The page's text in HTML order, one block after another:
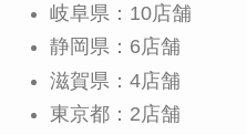
岐阜県：10店舗
静岡県：6店舗
滋賀県：4店舗
東京都：2店舗